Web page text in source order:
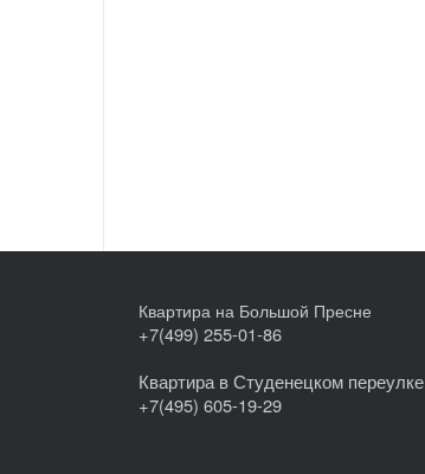
Квартира на Большой Пресне
+7(499) 255-01-86
Квартира в Студенецком переулке
+7(495) 605-19-29